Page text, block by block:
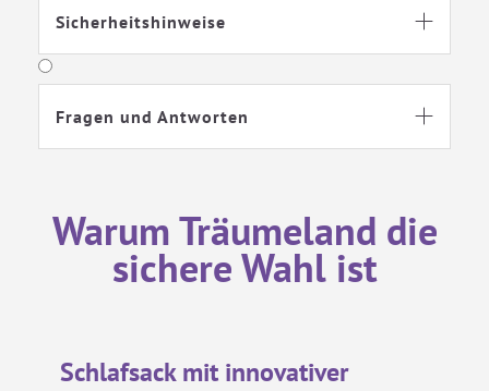
Sicherheitshinweise 
Fragen und Antworten 
Warum Träumeland die
sichere Wahl ist
Schlafsack mit innovativer